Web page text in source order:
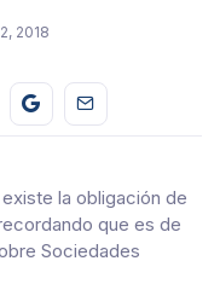
2018
on FaceBook
this on Twitter
Share this on GMail
Share this on
existe la obligación de
que es de
Sociedades